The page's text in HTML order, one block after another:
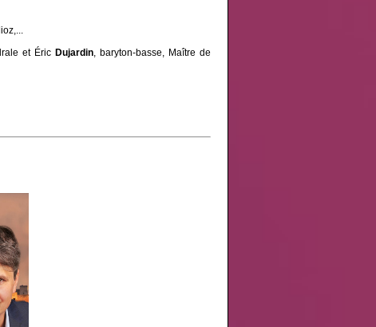
et Éric Dujardin, baryton-basse, Maître de